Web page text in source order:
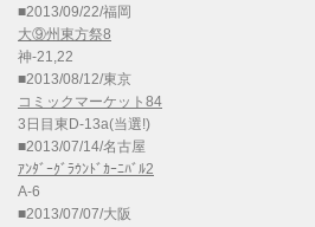
■2013/09/22/福岡
大⑨州東方祭8
神-21,22
■2013/08/12/東京
コミックマーケット84
3日目東D-13a(当選!)
■2013/07/14/名古屋
ｱﾝﾀﾞｰｸﾞﾗｳﾝﾄﾞｶｰﾆﾊﾞﾙ2
A-6
■2013/07/07/大阪